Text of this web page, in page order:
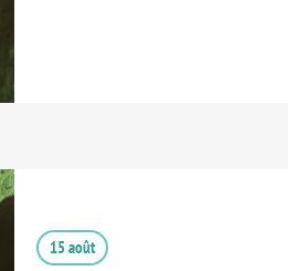
15 août